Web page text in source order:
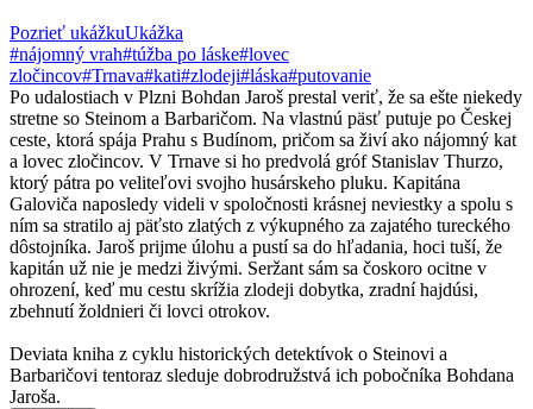
Pozrieť ukážkuUkážka
#nájomný vrah#túžba po láske#lovec
zločincov#Trnava#kati#zlodeji#láska#putovanie
Po udalostiach v Plzni Bohdan Jaroš prestal veriť, že sa ešte niekedy
stretne so Steinom a Barbaričom. Na vlastnú päsť putuje po Českej
ceste, ktorá spája Prahu s Budínom, pričom sa živí ako nájomný kat
a lovec zločincov. V Trnave si ho predvolá gróf Stanislav Thurzo,
ktorý pátra po veliteľovi svojho husárskeho pluku. Kapitána
Galoviča naposledy videli v spoločnosti krásnej neviestky a spolu s
ním sa stratilo aj päťsto zlatých z výkupného za zajatého tureckého
dôstojníka. Jaroš prijme úlohu a pustí sa do hľadania, hoci tuší, že
kapitán už nie je medzi živými. Seržant sám sa čoskoro ocitne v
ohrození, keď mu cestu skrížia zlodeji dobytka, zradní hajdúsi,
zbehnutí žoldnieri či lovci otrokov.
Deviata kniha z cyklu historických detektívok o Steinovi a
Barbaričovi tentoraz sleduje dobrodružstvá ich pobočníka Bohdana
Jaroša.